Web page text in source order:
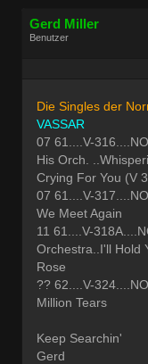
Gerd Miller
Benutzer
Die Singles der
VASSAR
07 61....V-
His Orch.
Crying For You (V
07 61....V-
We Meet Again
11 61....V-
Orchestra..I'll Hold
Rose
?? 62....V-
Million Tears
Keep Searchin'
Gerd